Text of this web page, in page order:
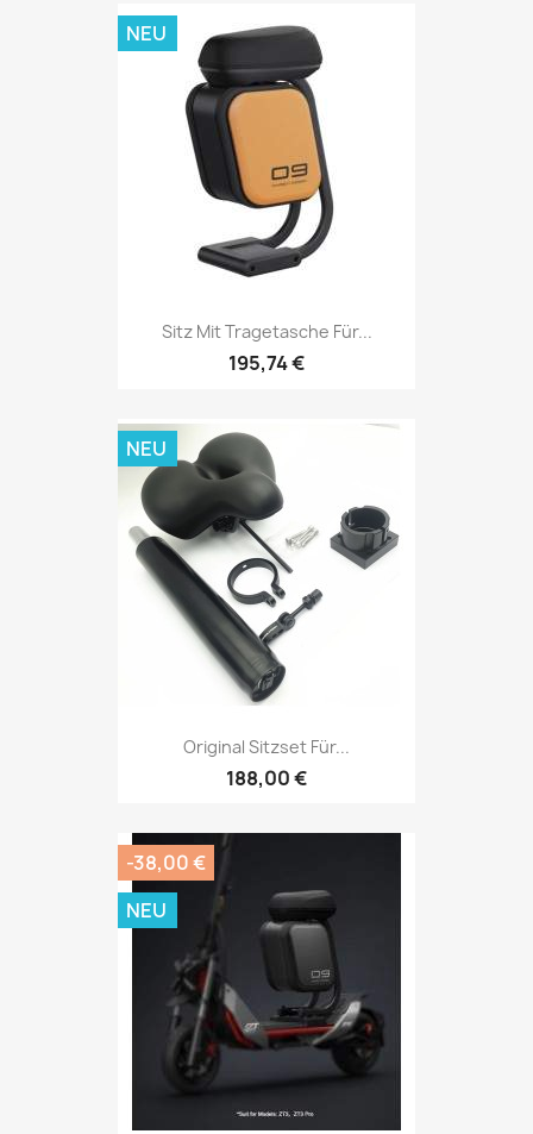
Sitz Mit Tragetasche Für...
195,74 €
NEU
Original Sitzset Für...
188,00 €
NEU
-38,00 €
NEU